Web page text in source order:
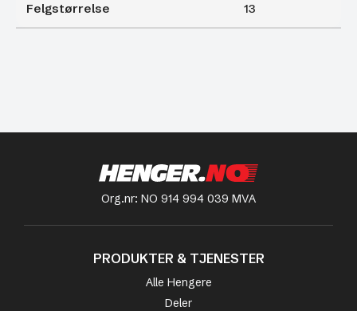
Felgstørrelse 13
Org.nr: NO 914 994 039 MVA
PRODUKTER & TJENESTER
Alle Hengere
Deler